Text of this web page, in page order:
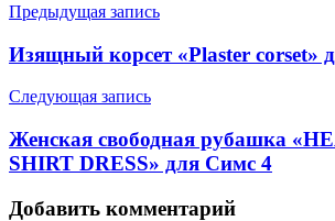
Предыдущая запись
Изящный корсет «Plaster corset»
Следующая запись
Женская свободная рубашка
SHIRT DRESS» для Симс 4
Добавить комментарий